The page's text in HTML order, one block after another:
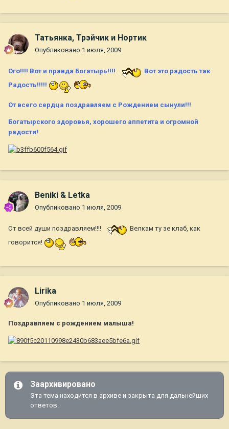
Татьянка, Трэйчик и Нортик
Опубликовано 1 июля, 2009
Ого!!!! Вот и правда Богатырь!!!!
Вот это радость так
Радость!!!!!
От всего сердца поздравляем с Рождением сынули!!!
Богатырского здоровья, хорошего аппетита и огромной
радости!
Beniki & Letka
Опубликовано 1 июля, 2009
От всей души поздравляем!!!!
Велкам ту зе клаб, как
говорится!
Lirika
Опубликовано 1 июля, 2009
Поздравляем с рождением малыша!
Заархивировано
Эта тема находится в архиве и закрыта для дальнейших
ответов.